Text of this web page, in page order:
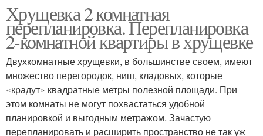
Хрущевка 2 комнатная
перепланировка. Перепланировка
2-комнатной квартиры в хрущевке
Двухкомнатные хрущевки, в большинстве своем, имеют
множество перегородок, ниш, кладовых, которые
«крадут» квадратные метры полезной площади. При
этом комнаты не могут похвастаться удобной
планировкой и выгодным метражом. Зачастую
перепланировать и расширить пространство не так уж